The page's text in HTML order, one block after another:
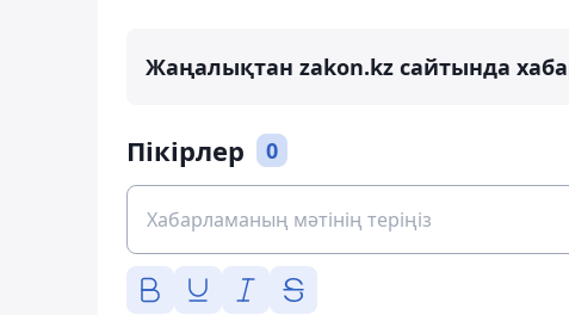
Жаңалықтан zakon.kz сайтында
Пікірлер 0